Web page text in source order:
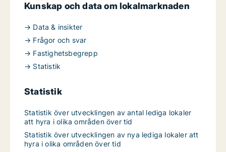
Kunskap och data om lokalmarknaden
→ Data & insikter
→ Frågor och svar
→ Fastighetsbegrepp
→ Statistik
Statistik
Statistik över utvecklingen av antal lediga lokaler
att hyra i olika områden över tid
Statistik över utvecklingen av nya lediga lokaler att
hyra i olika områden över tid